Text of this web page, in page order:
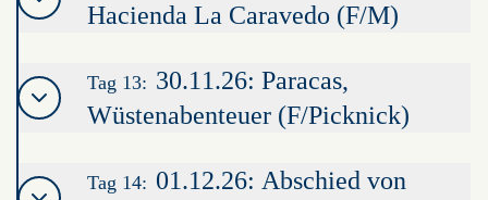
Hacienda La Caravedo (F/M)
Tag 13: 30.11.26: Paracas,
Wüstenabenteuer (F/Picknick)
Tag 14: 01.12.26: Abschied von